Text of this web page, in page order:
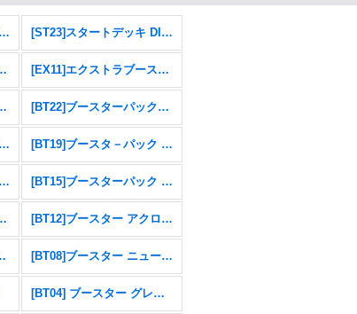
[ST24]スタートデッキ DIGIMON SAVERS [ST23]スタートデッキ DIGIMON BEATBREAK
GENERATION [EX11]エクストラブースター DAWN OF LIBERATOR
SINISTER ORDER [BT22]ブースターパック CYBER EDEN
[BT20]ブースタ－パック OVER THE X [BT19]ブースタ－パック クロスエボリューション
[BT16]ブースターパック BEGINNING OBSERVER [BT15]ブースターパック エクシード・アポカリプス
ライジングウインド [BT12]ブースター アクロス・タイム
レコード [BT08]ブースター ニューヒーロー
[BT04] ブースター グレイトレジェンド